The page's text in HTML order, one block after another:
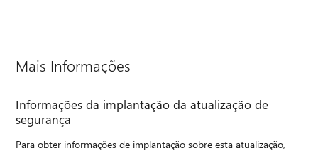
Mais Informações
Informações da implantação da atualização de
segurança
Para obter informações de implantação sobre esta atualização,